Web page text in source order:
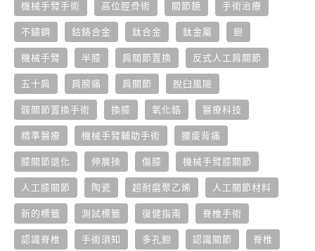
機械手臂手術 高位脛骨術 關節鏡 手術治療
不鏽鋼 鈷鉻合金 鈦合金 鈦金屬 鉭
機械手臂 半膝 肩關節置換 反式人工肩關節
五十肩 肩膀痛 肩關節 脫臼風險
髖關節置換手術 換膝 氧化鋯 醫療科技
精準醫療 機械手臂輔助手術 腰痠背痛
膝關節退化 伸展操 傷膝 機械手臂膝關節
人工膝關節 陶瓷 超耐磨聚乙烯 人工關節材料
新的標籤 測試標籤 復健指南 脊椎手術
認識脊椎 手術須知 多孔鉭 認識關節 脊椎